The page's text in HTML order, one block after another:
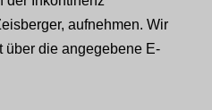
aufnehmen. Wir
über die angegebene E-